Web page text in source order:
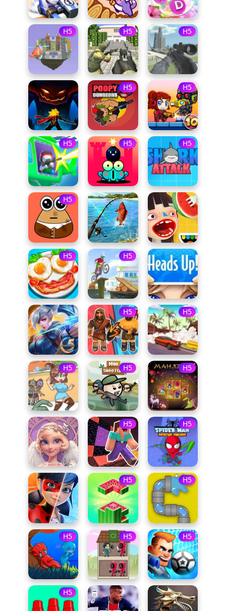
H5 H5 H5
H5 H5
H5 H5 H5
H5
H5 H5
H5 H5
H5 H5 H5
H5 H5
H5 H5
H5 H5 H5
H5